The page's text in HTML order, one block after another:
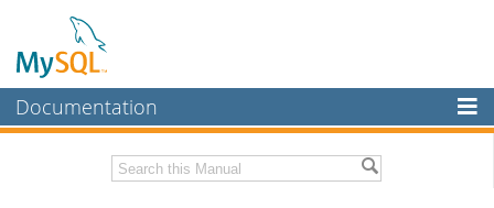
Documentation
MySQL Enterprise